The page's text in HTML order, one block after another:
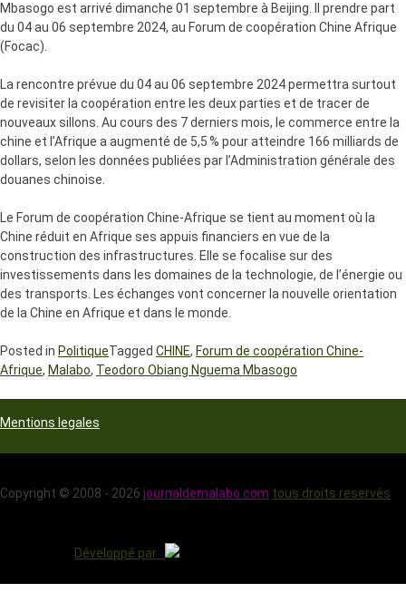
Mbasogo est arrivé dimanche 01 septembre à Beijing. Il prendre part
du 04 au 06 septembre 2024, au Forum de coopération Chine Afrique
(Focac).
La rencontre prévue du 04 au 06 septembre 2024 permettra surtout
de revisiter la coopération entre les deux parties et de tracer de
nouveaux sillons. Au cours des 7 derniers mois, le commerce entre la
chine et l’Afrique a augmenté de 5,5 % pour atteindre 166 milliards de
dollars, selon les données publiées par l’Administration générale des
douanes chinoise.
Le Forum de coopération Chine-Afrique se tient au moment où la
Chine réduit en Afrique ses appuis financiers en vue de la
construction des infrastructures. Elle se focalise sur des
investissements dans les domaines de la technologie, de l’énergie ou
des transports. Les échanges vont concerner la nouvelle orientation
de la Chine en Afrique et dans le monde.
Posted in PolitiqueTagged CHINE, Forum de coopération Chine-
Afrique, Malabo, Teodoro Obiang Nguema Mbasogo
Mentions legales
Copyright © 2008 - 2026 journaldemalabo.com tous droits reservés
Développé par